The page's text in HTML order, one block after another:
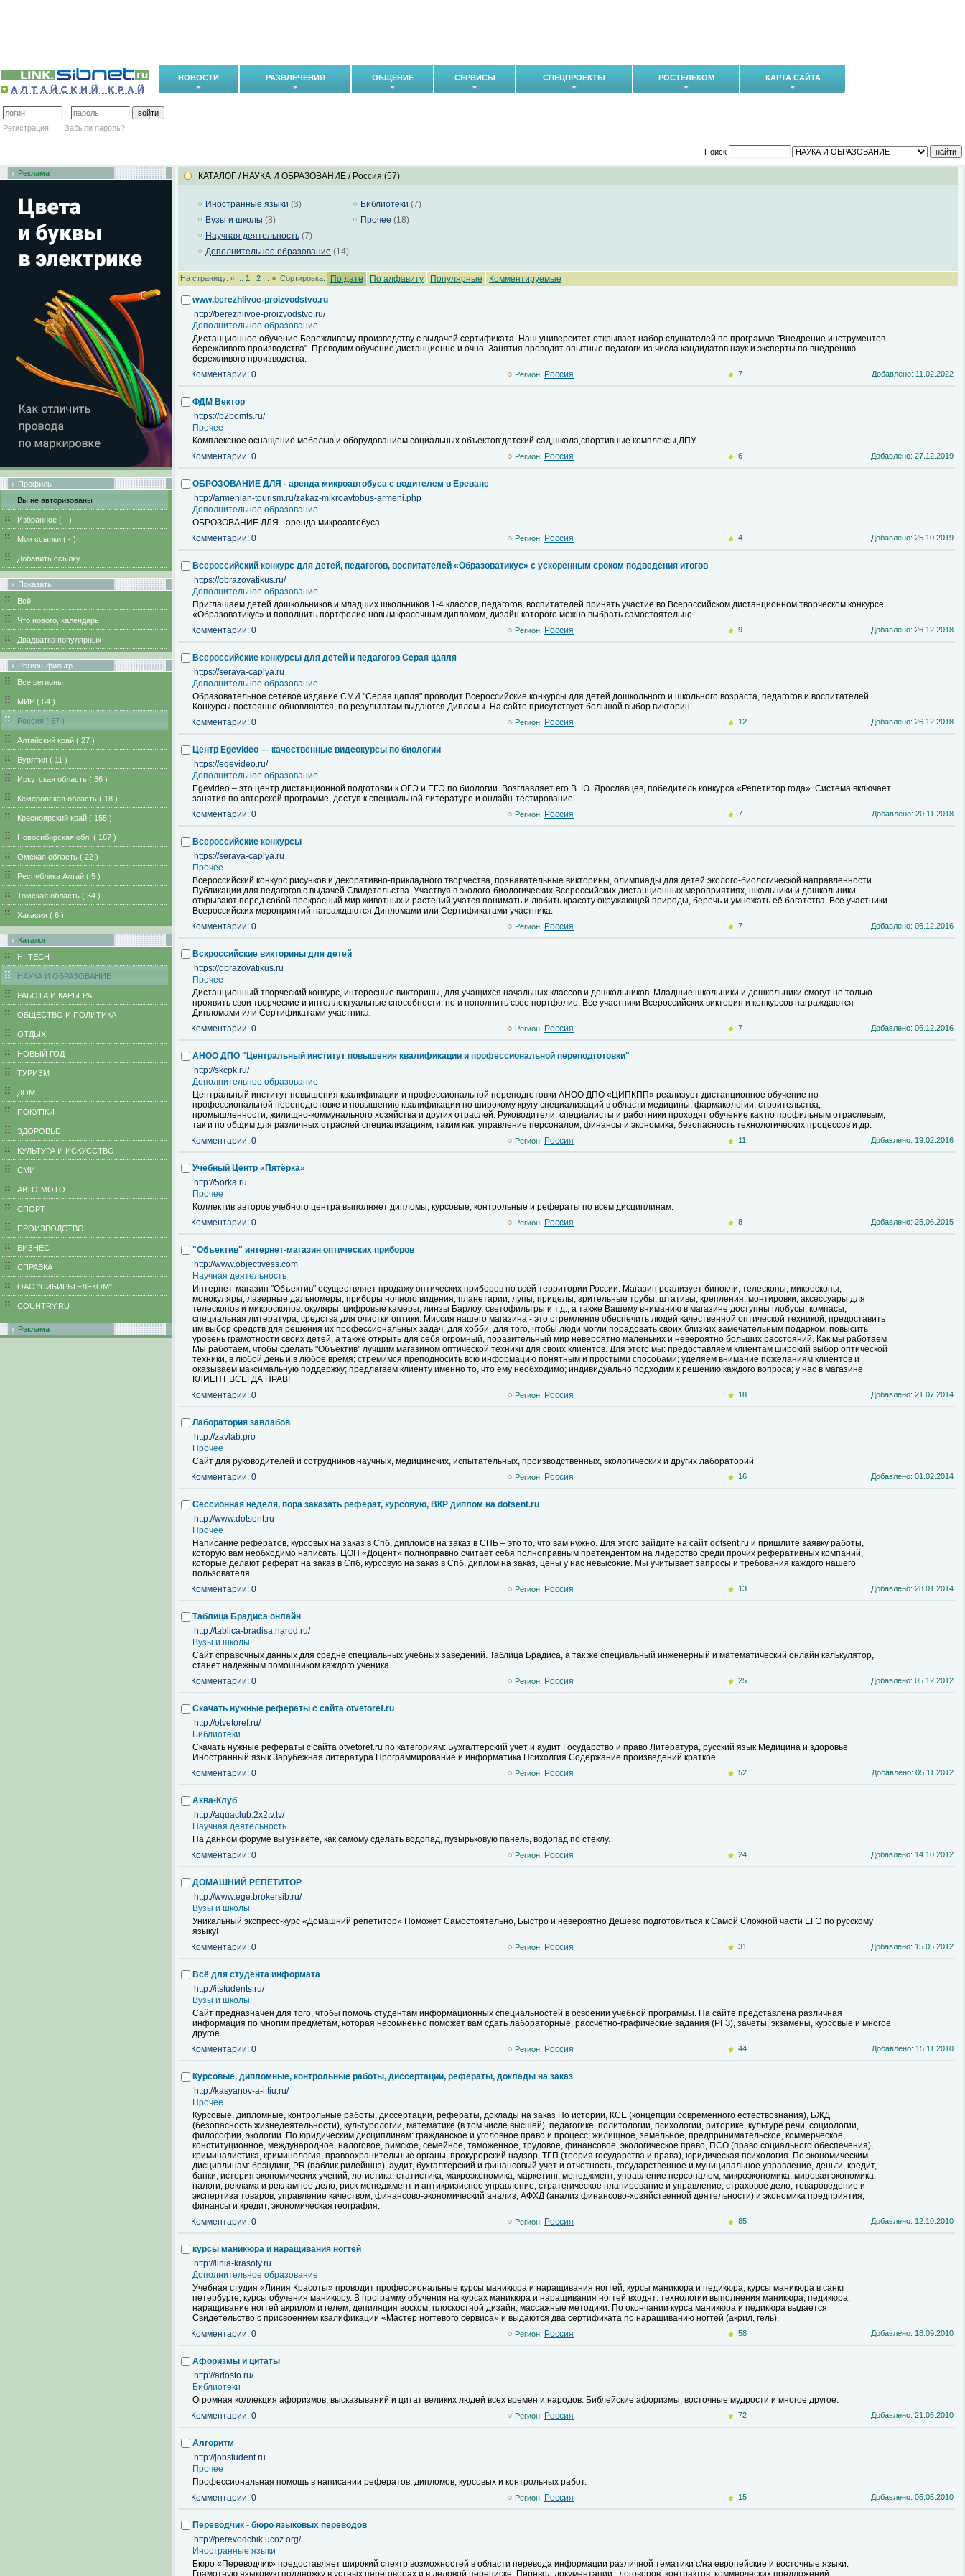
НОВОСТИ РАЗВЛЕЧЕНИЯ ОБЩЕНИЕ СЕРВИСЫ СПЕЦПРОЕКТЫ РОСТЕЛЕКОМ КАРТА САЙТА
Регистрация Забыли пароль?
Поиск
Реклама
Профиль
Вы не авторизованы
Избранное ( - )
Мои ссылки ( - )
Добавить ссылку
Показать
Всё
Что нового, календарь
Двадцатка популярных
Регион-фильтр
Все регионы
MИР ( 64 )
Pоссия ( 57 )
Алтайский край ( 27 )
Бурятия ( 11 )
Иркутская область ( 36 )
Кемеровская область ( 18 )
Красноярский край ( 155 )
Новосибирская обл. ( 167 )
Омская область ( 22 )
Республика Алтай ( 5 )
Томская область ( 34 )
Хакасия ( 6 )
Каталог
HI-TECH
НАУКА И ОБРАЗОВАНИЕ
РАБОТА И КАРЬЕРА
ОБЩЕСТВО И ПОЛИТИКА
ОТДЫХ
НОВЫЙ ГОД
ТУРИЗМ
ДОМ
ПОКУПКИ
ЗДОРОВЬЕ
КУЛЬТУРА И ИСКУССТВО
СМИ
АВТО-МОТО
СПОРТ
ПРОИЗВОДСТВО
БИЗНЕС
CПРАВКА
ОАО "СИБИРЬТЕЛЕКОМ"
COUNTRY.RU
Реклама
КАТАЛОГ / НАУКА И ОБРАЗОВАНИЕ / Pоссия (57)
Иностранные языки (3)
Вузы и школы (8)
Научная деятельность (7)
Дополнительное образование (14)
Библиотеки (7)
Прочее (18)
На страницу: « ... 1 2 ... » Сортировка: По дате По алфавиту Популярные Комментируемые
www.berezhlivoe-proizvodstvo.ru
http://berezhlivoe-proizvodstvo.ru/
Дополнительное образование
Дистанционное обучение Бережливому производству с выдачей сертификата. Наш университет открывает набор слушателей по программе "Внедрение инструментов
бережливого производства". Проводим обучение дистанционно и очно. Занятия проводят опытные педагоги из числа кандидатов наук и эксперты по внедрению
бережливого производства.
Комментарии: 0
Регион: Pоссия 7 Добавлено: 11.02.2022
ФДМ Вектор
https://b2bomts.ru/
Прочее
Комплексное оснащение мебелью и оборудованием социальных объектов:детский сад,школа,спортивные комплексы,ЛПУ.
Комментарии: 0
Регион: Pоссия 6 Добавлено: 27.12.2019
ОБРОЗОВАНИЕ ДЛЯ - аренда микроавтобуса с водителем в Ереване
http://armenian-tourism.ru/zakaz-mikroavtobus-armeni.php
Дополнительное образование
ОБРОЗОВАНИЕ ДЛЯ - аренда микроавтобуса
Комментарии: 0
Регион: Pоссия 4 Добавлено: 25.10.2019
Всероссийский конкурс для детей, педагогов, воспитателей «Образоватикус» с ускоренным сроком подведения итогов
https://obrazovatikus.ru/
Дополнительное образование
Приглашаем детей дошкольников и младших школьников 1-4 классов, педагогов, воспитателей принять участие во Всероссийском дистанционном творческом конкурсе
«Образоватикус» и пополнить портфолио новым красочным дипломом, дизайн которого можно выбрать самостоятельно.
Комментарии: 0
Регион: Pоссия 9 Добавлено: 26.12.2018
Всероссийские конкурсы для детей и педагогов Серая цапля
https://seraya-caplya.ru
Дополнительное образование
Образовательное сетевое издание СМИ "Серая цапля" проводит Всероссийские конкурсы для детей дошкольного и школьного возраста, педагогов и воспитателей.
Конкурсы постоянно обновляются, по результатам выдаются Дипломы. На сайте присутствует большой выбор викторин.
Комментарии: 0
Регион: Pоссия 12 Добавлено: 26.12.2018
Центр Egevideo — качественные видеокурсы по биологии
https://egevideo.ru/
Дополнительное образование
Egevideo – это центр дистанционной подготовки к ОГЭ и ЕГЭ по биологии. Возглавляет его В. Ю. Ярославцев, победитель конкурса «Репетитор года». Система включает
занятия по авторской программе, доступ к специальной литературе и онлайн-тестирование.
Комментарии: 0
Регион: Pоссия 7 Добавлено: 20.11.2018
Всероссийские конкурсы
https://seraya-caplya.ru
Прочее
Всероссийский конкурс рисунков и декоративно-прикладного творчества, познавательные викторины, олимпиады для детей эколого-биологической направленности.
Публикации для педагогов с выдачей Свидетельства. Участвуя в эколого-биологических Всероссийских дистанционных мероприятиях, школьники и дошкольники
открывают перед собой прекрасный мир животных и растений;учатся понимать и любить красоту окружающей природы, беречь и умножать её богатства. Все участники
Всероссийских мероприятий награждаются Дипломами или Сертификатами участника.
Комментарии: 0
Регион: Pоссия 7 Добавлено: 06.12.2016
Вскроссийские викторины для детей
https://obrazovatikus.ru
Прочее
Дистанционный творческий конкурс, интересные викторины, для учащихся начальных классов и дошкольников. Младшие школьники и дошкольники смогут не только
проявить свои творческие и интеллектуальные способности, но и пополнить свое портфолио. Все участники Всероссийских викторин и конкурсов награждаются
Дипломами или Сертификатами участника.
Комментарии: 0
Регион: Pоссия 7 Добавлено: 06.12.2016
АНОО ДПО "Центральный институт повышения квалификации и профессиональной переподготовки"
http://skcpk.ru/
Дополнительное образование
Центральный институт повышения квалификации и профессиональной переподготовки АНОО ДПО «ЦИПКПП» реализует дистанционное обучение по
профессиональной переподготовке и повышению квалификации по широкому кругу специализаций в области медицины, фармакологии, строительства,
промышленности, жилищно-коммунального хозяйства и других отраслей. Руководители, специалисты и работники проходят обучение как по профильным отраслевым,
так и по общим для различных отраслей специализациям, таким как, управление персоналом, финансы и экономика, безопасность технологических процессов и др.
Комментарии: 0
Регион: Pоссия 11 Добавлено: 19.02.2016
Учебный Центр «Пятёрка»
http://5orka.ru
Прочее
Коллектив авторов учебного центра выполняет дипломы, курсовые, контрольные и рефераты по всем дисциплинам.
Комментарии: 0
Регион: Pоссия 8 Добавлено: 25.06.2015
"Объектив" интернет-магазин оптических приборов
http://www.objectivess.com
Научная деятельность
Интернет-магазин "Объектив" осуществляет продажу оптических приборов по всей территории России. Магазин реализует бинокли, телескопы, микроскопы,
монокуляры, лазерные дальномеры, приборы ночного видения, планетарии, лупы, прицелы, зрительные трубы, штативы, крепления, монтировки, аксессуары для
телескопов и микроскопов: окуляры, цифровые камеры, линзы Барлоу, светофильтры и т.д., а также Вашему вниманию в магазине доступны глобусы, компасы,
специальная литература, средства для очистки оптики. Миссия нашего магазина - это стремление обеспечить людей качественной оптической техникой, предоставить
им выбор средств для решения их профессиональных задач, для хобби, для того, чтобы люди могли порадовать своих близких замечательным подарком, повысить
уровень грамотности своих детей, а также открыть для себя огромный, поразительный мир невероятно маленьких и невероятно больших расстояний. Как мы работаем
Мы работаем, чтобы сделать "Объектив" лучшим магазином оптической техники для своих клиентов. Для этого мы: предоставляем клиентам широкий выбор оптической
техники, в любой день и в любое время; стремимся преподносить всю информацию понятным и простыми способами; уделяем внимание пожеланиям клиентов и
оказываем максимальную поддержку; предлагаем клиенту именно то, что ему необходимо; индивидуально подходим к решению каждого вопроса; у нас в магазине
КЛИЕНТ ВСЕГДА ПРАВ!
Комментарии: 0
Регион: Pоссия 18 Добавлено: 21.07.2014
Лаборатория завлабов
http://zavlab.pro
Прочее
Сайт для руководителей и сотрудников научных, медицинских, испытательных, производственных, экологических и других лабораторий
Комментарии: 0
Регион: Pоссия 16 Добавлено: 01.02.2014
Сессионная неделя, пора заказать реферат, курсовую, ВКР диплом на dotsent.ru
http://www.dotsent.ru
Прочее
Написание рефератов, курсовых на заказ в Спб, дипломов на заказ в СПБ – это то, что вам нужно. Для этого зайдите на сайт dotsent.ru и пришлите заявку работы,
которую вам необходимо написать. ЦОП «Доцент» полноправно считает себя полноправным претендентом на лидерство среди прочих реферативных компаний,
которые делают реферат на заказ в Спб, курсовую на заказ в Спб, диплом на заказ, цены у нас невысокие. Мы учитывает запросы и требования каждого нашего
пользователя.
Комментарии: 0
Регион: Pоссия 13 Добавлено: 28.01.2014
Таблица Брадиса онлайн
http://tablica-bradisa.narod.ru/
Вузы и школы
Сайт справочных данных для средне специальных учебных заведений. Таблица Брадиса, а так же специальный инженерный и математический онлайн калькулятор,
станет надежным помошником каждого ученика.
Комментарии: 0
Регион: Pоссия 25 Добавлено: 05.12.2012
Скачать нужные рефераты с сайта otvetoref.ru
http://otvetoref.ru/
Библиотеки
Скачать нужные рефераты с сайта otvetoref.ru по категориям: Бухгалтерский учет и аудит Государство и право Литература, русский язык Медицина и здоровье
Иностранный язык Зарубежная литература Программирование и информатика Психолгия Cодержание произведений краткое
Комментарии: 0
Регион: Pоссия 52 Добавлено: 05.11.2012
Аква-Клуб
http://aquaclub.2x2tv.tv/
Научная деятельность
На данном форуме вы узнаете, как самому сделать водопад, пузырьковую панель, водопад по стеклу.
Комментарии: 0
Регион: Pоссия 24 Добавлено: 14.10.2012
ДОМАШНИЙ РЕПЕТИТОР
http://www.ege.brokersib.ru/
Вузы и школы
Уникальный экспресс-курс «Домашний репетитор» Поможет Самостоятельно, Быстро и невероятно Дёшево подготовиться к Самой Сложной части ЕГЭ по русскому
языку!
Комментарии: 0
Регион: Pоссия 31 Добавлено: 15.05.2012
Всё для студента информата
http://itstudents.ru/
Вузы и школы
Cайт предназначен для того, чтобы помочь студентам информационных специальностей в освоении учебной программы. На сайте представлена различная
информация по многим предметам, которая несомненно поможет вам сдать лабораторные, рассчётно-графические задания (РГЗ), зачёты, экзамены, курсовые и многое
другое.
Комментарии: 0
Регион: Pоссия 44 Добавлено: 15.11.2010
Курсовые, дипломные, контрольные работы, диссертации, рефераты, доклады на заказ
http://kasyanov-a-i.tiu.ru/
Прочее
Курсовые, дипломные, контрольные работы, диссертации, рефераты, доклады на заказ По истории, КСЕ (концепции современного естествознания), БЖД
(безопасность жизнедеятельности), культурологии, математике (в том числе высшей), педагогике, политологии, психологии, риторике, культуре речи, социологии,
философии, экологии. По юридическим дисциплинам: гражданское и уголовное право и процесс; жилищное, земельное, предпринимательское, коммерческое,
конституционное, международное, налоговое, римское, семейное, таможенное, трудовое, финансовое, экологическое право, ПСО (право социального обеспечения),
криминалистика, криминология, правоохранительные органы, прокурорский надзор, ТГП (теория государства и права), юридическая психология. По экономическим
дисциплинам: брэндинг, PR (паблик рилейшнз), аудит, бухгалтерский и финансовый учет и отчетность, государственное и муниципальное управление, деньги, кредит,
банки, история экономических учений, логистика, статистика, макроэкономика, маркетинг, менеджмент, управление персоналом, микроэкономика, мировая экономика,
налоги, реклама и рекламное дело, риск-менеджмент и антикризисное управление, стратегическое планирование и управление, страховое дело, товароведение и
экспертиза товаров, управление качеством, финансово-экономический анализ, АФХД (анализ финансово-хозяйственной деятельности) и экономика предприятия,
финансы и кредит, экономическая география.
Комментарии: 0
Регион: Pоссия 85 Добавлено: 12.10.2010
курсы маникюра и наращивания ногтей
http://linia-krasoty.ru
Дополнительное образование
Учебная студия «Линия Красоты» проводит профессиональные курсы маникюра и наращивания ногтей, курсы маникюра и педикюра, курсы маникюра в санкт
петербурге, курсы обучения маникюру. В программу обучения на курсах маникюра и наращивания ногтей входят: технологии выполнения маникюра, педикюра,
наращивание ногтей акрилом и гелем; депиляция воском; плоскостной дизайн; массажные методики. По окончании курса маникюра и педикюра выдается
Свидетельство с присвоением квалификации «Мастер ногтевого сервиса» и выдаются два сертификата по наращиванию ногтей (акрил, гель).
Комментарии: 0
Регион: Pоссия 58 Добавлено: 18.09.2010
Афоризмы и цитаты
http://ariosto.ru/
Библиотеки
Огромная коллекция афоризмов, высказываний и цитат великих людей всех времен и народов. Библейские афоризмы, восточные мудрости и многое другое.
Комментарии: 0
Регион: Pоссия 72 Добавлено: 21.05.2010
Алгоритм
http://jobstudent.ru
Прочее
Профессиональная помощь в написании рефератов, дипломов, курсовых и контрольных работ.
Комментарии: 0
Регион: Pоссия 15 Добавлено: 05.05.2010
Переводчик - бюро языковых переводов
http://perevodchik.ucoz.org/
Иностранные языки
Бюро «Переводчик» предоставляет широкий спектр возможностей в области перевода информации различной тематики с/на европейские и восточные языки:
Грамотную языковую поддержку в устных переговорах и в деловой переписке; Перевод документации : договоров, контрактов, коммерческих предложений,